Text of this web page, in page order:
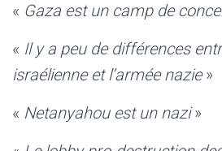
« Gaza est un camp de
« Il y a peu de différences
israélienne et l’armée nazie»
« Netanyahou est un nazi»